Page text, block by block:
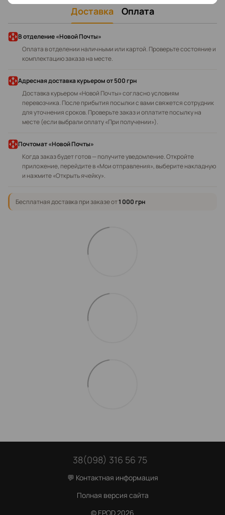
Доставка Оплата
В отделение «Новой Почты»
Оплата в отделении наличными или картой. Проверьте состояние и
комплектацию заказа на месте.
Адресная доставка курьеромот 500 грн
Доставка курьером «Новой Почты» согласно условиям
перевозчика. После прибытия посылки с вами свяжется сотрудник
для уточнения сроков. Проверьте заказ и оплатите посылку на
месте (если выбрали оплату «При получении»).
Почтомат «Новой Почты»
Когда заказ будет готов — получите уведомление. Откройте
приложение, перейдите в «Мои отправления», выберите накладную
и нажмите «Открыть ячейку».
Бесплатная доставка при заказе от1 000 грн
38(098) 316 56 75
💬 Контактная информация
Полная версия сайта
© EPOD 2026